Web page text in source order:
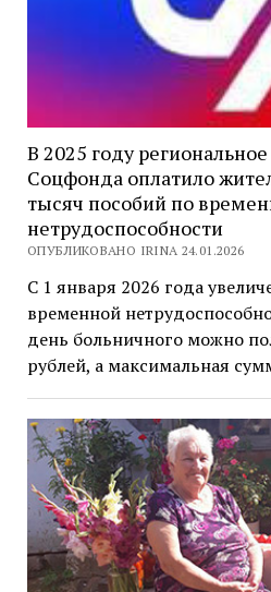
В 2025 году
Соцфонда оплатило
тысяч пособий по
нетрудоспособности
ОПУБЛИКОВАНО IRINA 24.01.2026
С 1 января 2026 года
временной
день больничного можно
рублей, а максимальная